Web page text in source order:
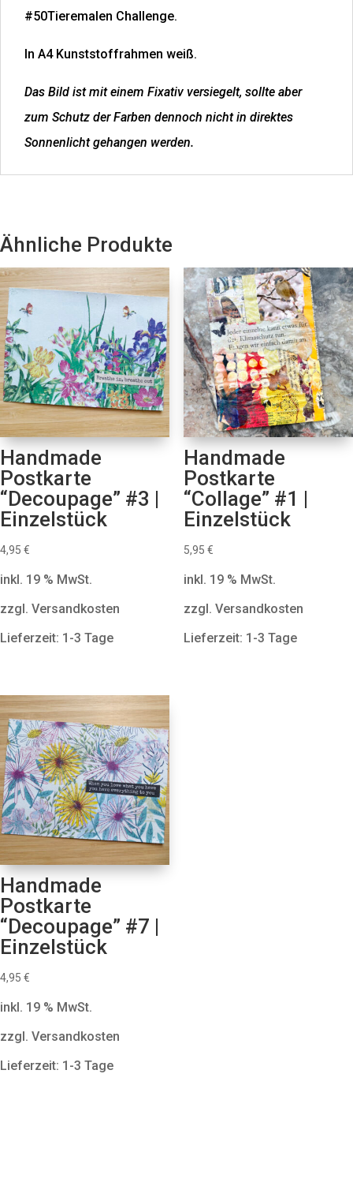
#50Tieremalen Challenge.
In A4 Kunststoffrahmen weiß.
Das Bild ist mit einem Fixativ versiegelt, sollte aber
zum Schutz der Farben dennoch nicht in direktes
Sonnenlicht gehangen werden.
Ähnliche Produkte
Handmade
Postkarte
“Decoupage” #3 |
Einzelstück
4,95 €
inkl. 19 % MwSt.
zzgl. Versandkosten
Lieferzeit: 1-3 Tage
Handmade
Postkarte
“Collage” #1 |
Einzelstück
5,95 €
inkl. 19 % MwSt.
zzgl. Versandkosten
Lieferzeit: 1-3 Tage
Handmade
Postkarte
“Decoupage” #7 |
Einzelstück
4,95 €
inkl. 19 % MwSt.
zzgl. Versandkosten
Lieferzeit: 1-3 Tage